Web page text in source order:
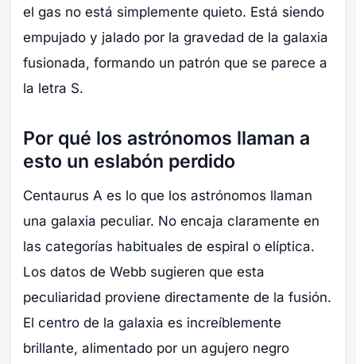
el gas no está simplemente quieto. Está siendo
empujado y jalado por la gravedad de la galaxia
fusionada, formando un patrón que se parece a
la letra S.
Por qué los astrónomos llaman a
esto un eslabón perdido
Centaurus A es lo que los astrónomos llaman
una galaxia peculiar. No encaja claramente en
las categorías habituales de espiral o elíptica.
Los datos de Webb sugieren que esta
peculiaridad proviene directamente de la fusión.
El centro de la galaxia es increíblemente
brillante, alimentado por un agujero negro